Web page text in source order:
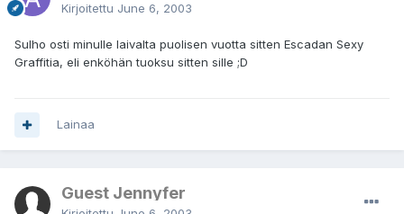
Kirjoitettu June 6, 2003
Sulho osti minulle laivalta puolisen vuotta sitten Escadan Sexy
Graffitia, eli enköhän tuoksu sitten sille ;D
Lainaa
Guest Jennyfer